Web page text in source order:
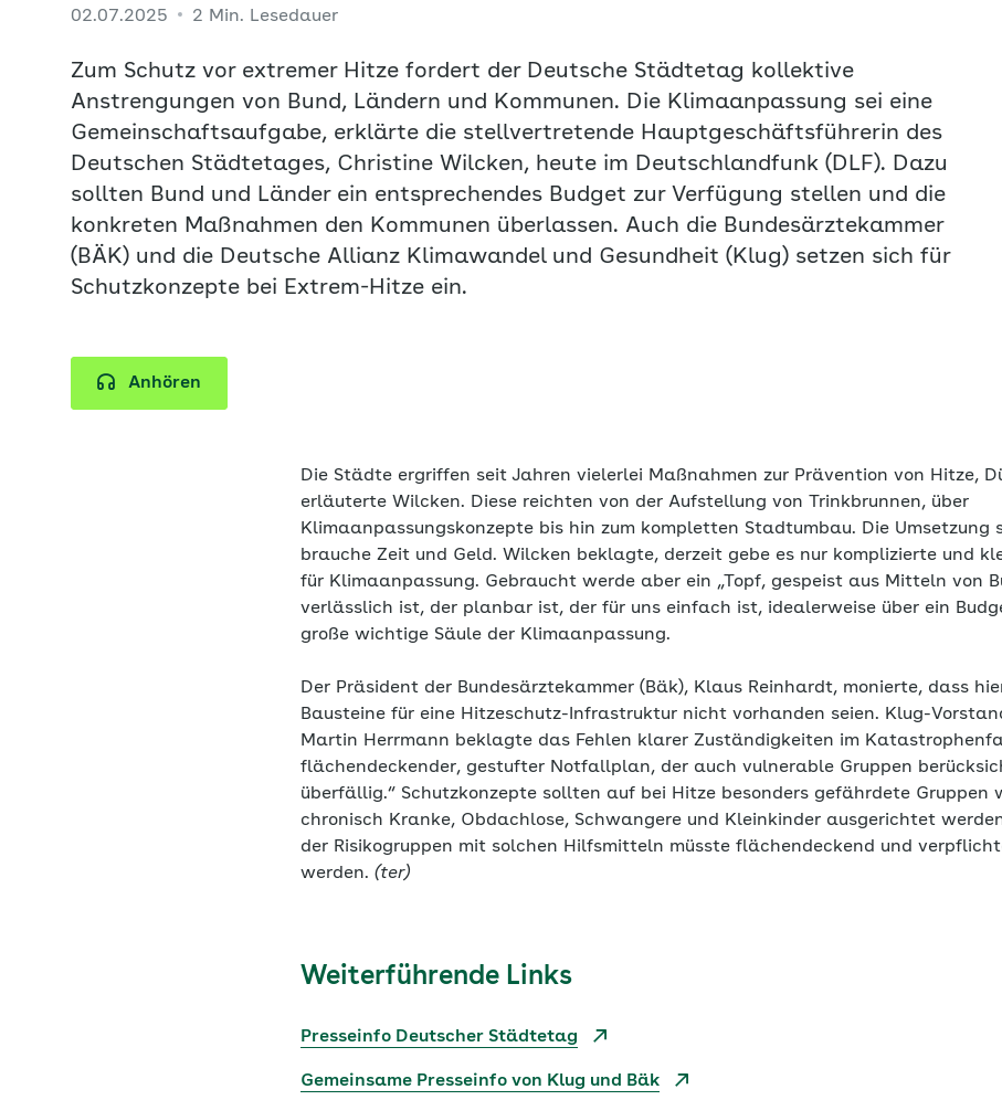
02.07.2025 2 Min. Lesedauer
Zum Schutz vor extremer Hitze fordert der Deutsche Städtetag kollektive
Anstrengungen von Bund, Ländern und Kommunen. Die Klimaanpassung sei eine
Gemeinschaftsaufgabe, erklärte die stellvertretende Hauptgeschäftsführerin des
Deutschen Städtetages, Christine Wilcken, heute im Deutschlandfunk (DLF). Dazu
sollten Bund und Länder ein entsprechendes Budget zur Verfügung stellen und die
konkreten Maßnahmen den Kommunen überlassen. Auch die Bundesärztekammer
(BÄK) und die Deutsche Allianz Klimawandel und Gesundheit (Klug) setzen sich für
Schutzkonzepte bei Extrem-Hitze ein.
Anhören
Die Städte ergriffen seit Jahren vielerlei Maßnahmen zur Prävention von Hitze,
erläuterte Wilcken. Diese reichten von der Aufstellung von Trinkbrunnen, über
Klimaanpassungskonzepte bis hin zum kompletten Stadtumbau. Die Umsetzung
brauche Zeit und Geld. Wilcken beklagte, derzeit gebe es nur komplizierte und
für Klimaanpassung. Gebraucht werde aber ein „Topf, gespeist aus Mitteln von
verlässlich ist, der planbar ist, der für uns einfach ist, idealerweise über ein
große wichtige Säule der Klimaanpassung.
Der Präsident der Bundesärztekammer (Bäk), Klaus Reinhardt, monierte, dass
Bausteine für eine Hitzeschutz-Infrastruktur nicht vorhanden seien. Klug-
Martin Herrmann beklagte das Fehlen klarer Zuständigkeiten im
flächendeckender, gestufter Notfallplan, der auch vulnerable Gruppen
überfällig.“ Schutzkonzepte sollten auf bei Hitze besonders gefährdete Gruppen
chronisch Kranke, Obdachlose, Schwangere und Kleinkinder ausgerichtet
der Risikogruppen mit solchen Hilfsmitteln müsste flächendeckend und
werden. (ter)
Weiterführende Links
Presseinfo Deutscher Städtetag
Gemeinsame Presseinfo von Klug und Bäk